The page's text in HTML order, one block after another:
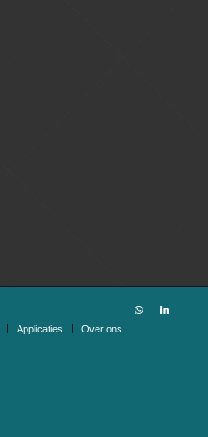
Applicaties
Over ons